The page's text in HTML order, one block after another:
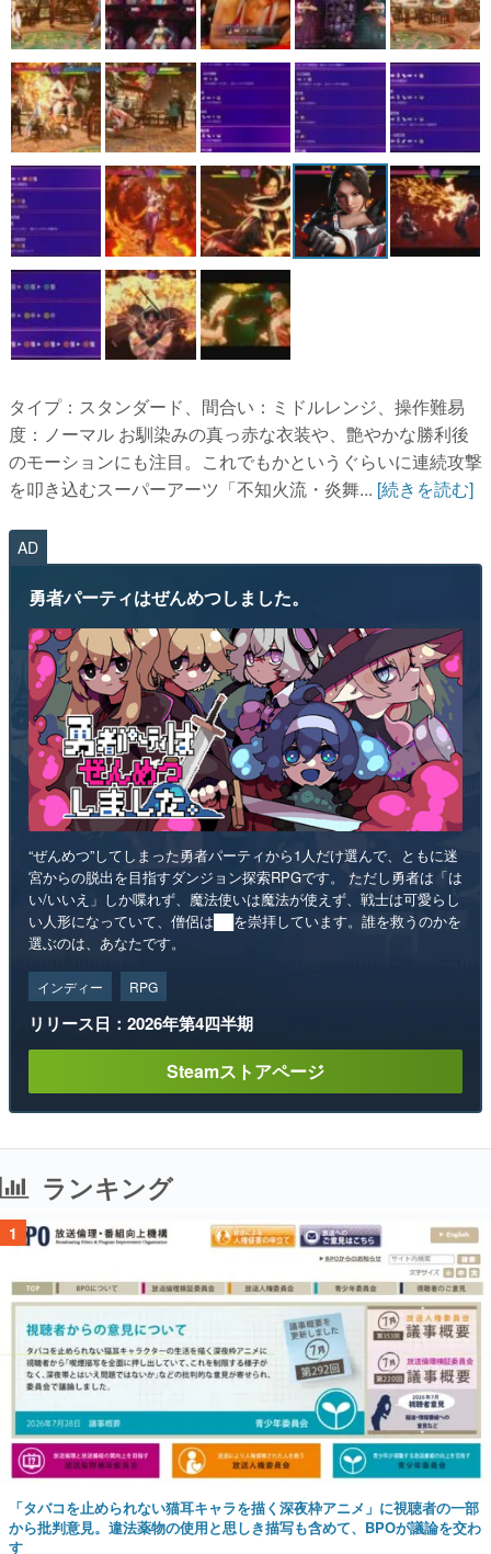
タイプ：スタンダード、間合い：ミドルレンジ、操作難易
度：ノーマル お馴染みの真っ赤な衣装や、艶やかな勝利後
のモーションにも注目。これでもかというぐらいに連続攻撃
を叩き込むスーパーアーツ「不知火流・炎舞... [続きを読む]
AD
勇者パーティはぜんめつしました。
“ぜんめつ”してしまった勇者パーティから1人だけ選んで、ともに迷
宮からの脱出を目指すダンジョン探索RPGです。 ただし勇者は「は
い/いいえ」しか喋れず、魔法使いは魔法が使えず、戦士は可愛らし
い人形になっていて、僧侶は██を崇拝しています。誰を救うのかを
選ぶのは、あなたです。
インディー RPG
リリース日：2026年第4四半期
Steamストアページ
ランキング
1
「タバコを止められない猫耳キャラを描く深夜枠アニメ」に視聴者の一部
から批判意見。違法薬物の使用と思しき描写も含めて、BPOが議論を交わ
す